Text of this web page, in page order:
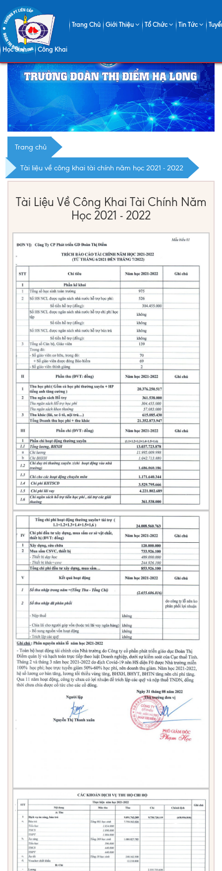
Trang Chủ Giới Thiệu Tổ Chức Tin Tức
Học Sinh Công Khai
Trang chủ
Tài liệu về công khai tài chính năm học 2021 - 2022
Tài Liệu Về Công Khai Tài Chính Năm
Học 2021 - 2022